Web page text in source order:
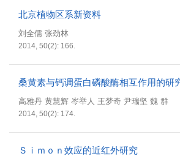
北京植物区系新资料
刘全儒 张劲林
2014, 50(2): 166.
桑黄素与钙调蛋白磷酸酶相互作用的研
高雅丹 黄慧辉 岑举人 王梦奇 尹瑞坚 魏 群
2014, 50(2): 174.
Ｓｉｍｏｎ效应的近红外研究